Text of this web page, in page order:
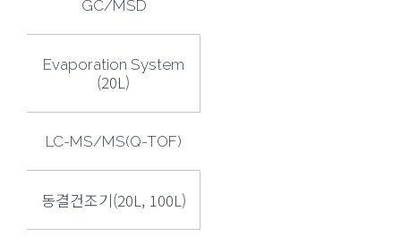
GC/MSD
Evaporation System
(20L)
LC-MS/MS(Q-TOF)
동결건조기(20L, 100L)